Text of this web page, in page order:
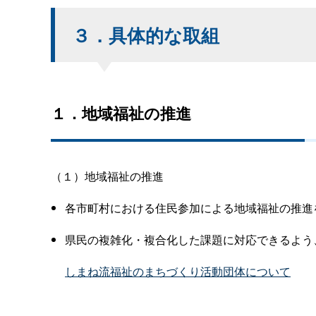
３．具体的な取組
１．地域福祉の推進
（１）地域福祉の推進
各市町村における住民参加による地域福祉の推
県民の複雑化・複合化した課題に対応できるよ
しまね流福祉のまちづくり活動団体について